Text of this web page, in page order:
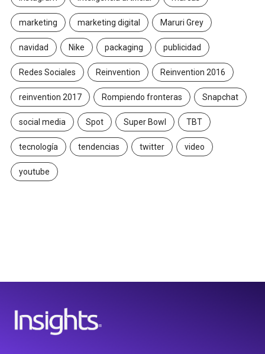
marketing marketing digital Maruri Grey
navidad Nike packaging publicidad
Redes Sociales Reinvention Reinvention 2016
reinvention 2017 Rompiendo fronteras Snapchat
social media Spot Super Bowl TBT
tecnología tendencias twitter video
youtube